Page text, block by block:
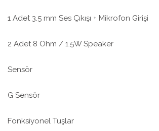
1 Adet 3.5 mm Ses Çıkışı + Mikrofon Girişi
2 Adet 8 Ohm / 1.5W Speaker
Sensör
G Sensör
Fonksiyonel Tuşlar